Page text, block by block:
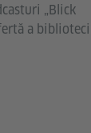
„Blick
a